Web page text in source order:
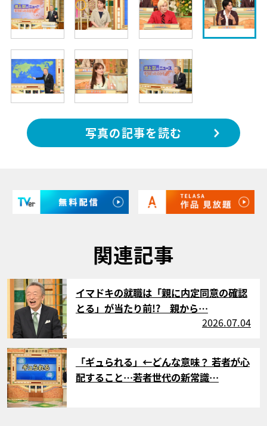
写真の記事を読む
関連記事
サムネイル
イマドキの就職は「親に内定同意の確認
とる」が当たり前!? 親から…
2026.07.04
サムネイル
「ギュられる」←どんな意味？ 若者が心
配すること…若者世代の新常識…